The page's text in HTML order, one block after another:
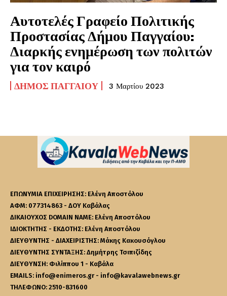
Αυτοτελές Γραφείο Πολιτικής
Προστασίας Δήμου Παγγαίου:
Διαρκής ενημέρωση των πολιτών
για τον καιρό
ΔΉΜΟΣ ΠΑΓΓΑΊΟΥ 3 Μαρτίου 2023
ΕΠΩΝΥΜΙΑ ΕΠΙΧΕΙΡΗΣΗΣ: Ελένη Αποστόλου
ΑΦΜ: 077314863 - ΔΟΥ Καβάλας
ΔΙΚΑΙΟΥΧΟΣ DOMAIN NAME: Ελένη Αποστόλου
ΙΔΙΟΚΤΗΤΗΣ - ΕΚΔΟΤΗΣ: Ελένη Αποστόλου
ΔΙΕΥΘΥΝΤΗΣ - ΔΙΑΧΕΙΡΙΣΤΗΣ: Μάκης Κακουσόγλου
ΔΙΕΥΘΥΝΤΗΣ ΣΥΝΤΑΞΗΣ: Δημήτρης Τσιπιζίδης
ΔΙΕΥΘΥΝΣΗ: Φιλίππου 1 - Καβάλα
EMAILS: info@enimeros.gr - info@kavalawebnews.gr
ΤΗΛΕΦΩΝΟ: 2510-831600